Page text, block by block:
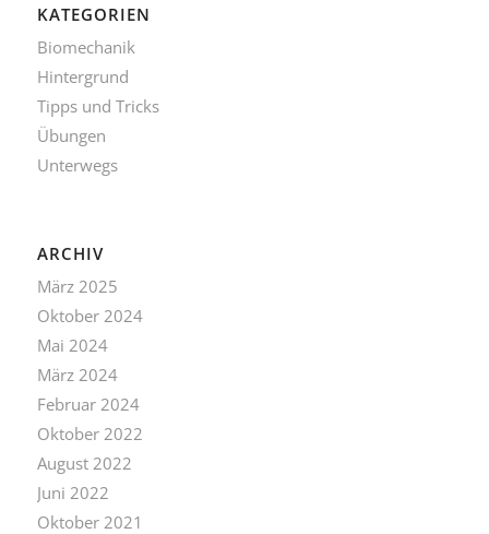
KATEGORIEN
Biomechanik
Hintergrund
Tipps und Tricks
Übungen
Unterwegs
ARCHIV
März 2025
Oktober 2024
Mai 2024
März 2024
Februar 2024
Oktober 2022
August 2022
Juni 2022
Oktober 2021